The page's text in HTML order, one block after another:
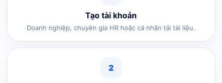
Tạo tài khoản
Doanh nghiệp, chuyên gia HR hoặc cá nhân tải tài liệu.
2